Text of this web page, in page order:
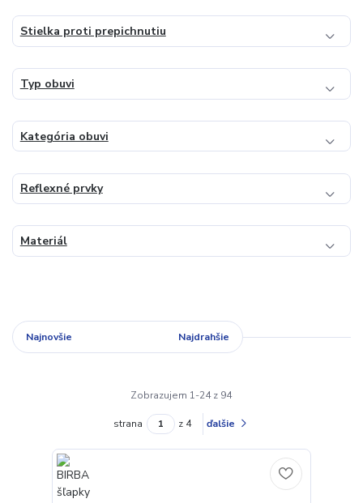
Stielka proti prepichnutiu
Typ obuvi
Kategória obuvi
Reflexné prvky
Materiál
Najnovšie Najdrahšie
Zobrazujem 1-24 z 94
strana z 4 ďalšie